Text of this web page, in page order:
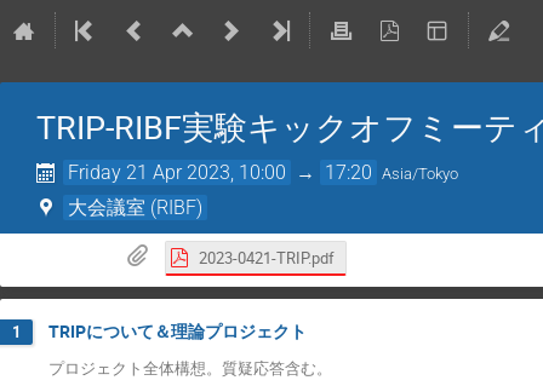
TRIP-RIBF実験キックオフミーテ
Friday 21 Apr 2023, 10:00 → 17:20 Asia/Tokyo
大会議室 (RIBF)
2023-0421-TRIP.pdf
1 TRIPについて＆理論プロジェクト
プロジェクト全体構想。質疑応答含む。